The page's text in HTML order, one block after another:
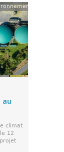
au
climat
12